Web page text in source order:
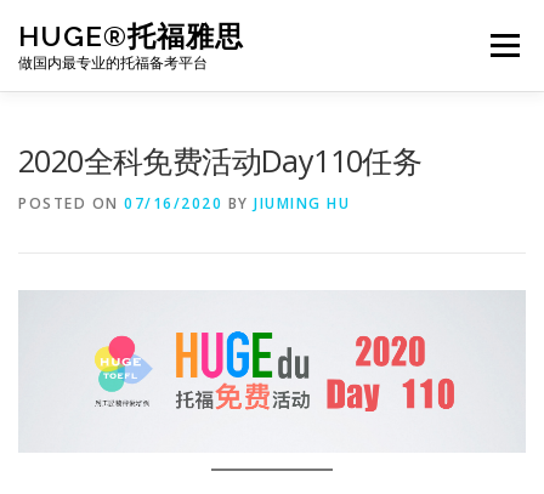
content
HUGE®托福雅思
做国内最专业的托福备考平台
Menu
2020全科免费活动Day110任务
POSTED ON 07/16/2020 BY JIUMING HU